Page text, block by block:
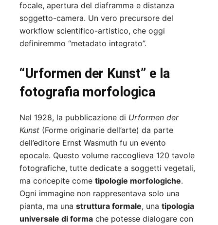
focale, apertura del diaframma e distanza
soggetto-camera. Un vero precursore del
workflow scientifico-artistico, che oggi
definiremmo “metadato integrato”.
“Urformen der Kunst” e la
fotografia morfologica
Nel 1928, la pubblicazione di Urformen der
Kunst (Forme originarie dell’arte) da parte
dell’editore Ernst Wasmuth fu un evento
epocale. Questo volume raccoglieva 120 tavole
fotografiche, tutte dedicate a soggetti vegetali,
ma concepite come tipologie morfologiche.
Ogni immagine non rappresentava solo una
pianta, ma una struttura formale, una tipologia
universale di forma che potesse dialogare con